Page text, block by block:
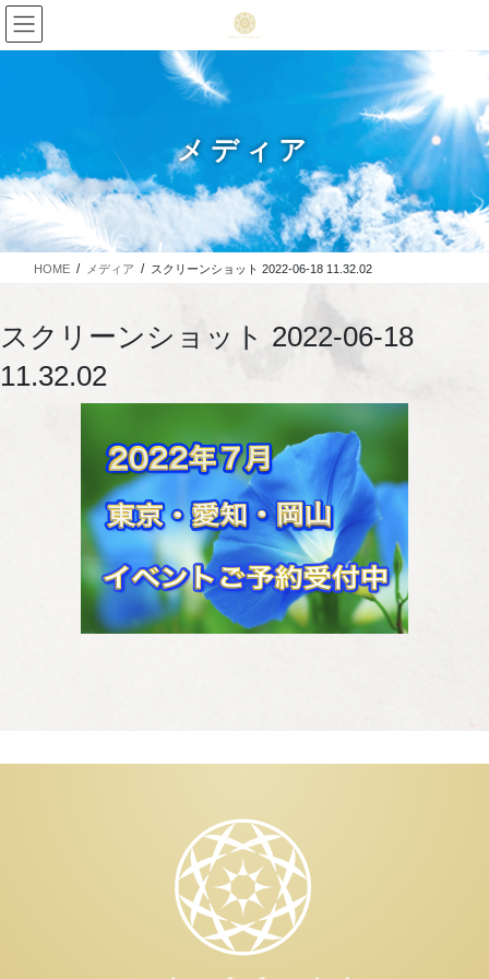
メディア
HOME メディア スクリーンショット 2022-06-18 11.32.02
スクリーンショット 2022-06-18
11.32.02